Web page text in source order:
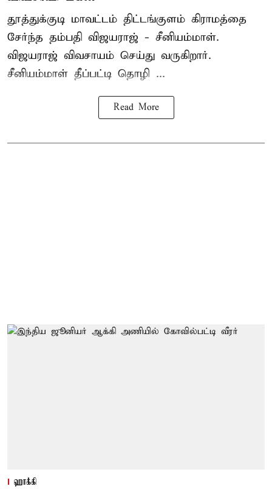
தூத்துக்குடி மாவட்டம் திட்டங்குளம் கிராமத்தை
சேர்ந்த தம்பதி விஜயராஜ் - சீனியம்மாள்.
விஜயராஜ் விவசாயம் செய்து வருகிறார்.
சீனியம்மாள் தீப்பட்டி தொழி ...
Read More
ஹாக்கி